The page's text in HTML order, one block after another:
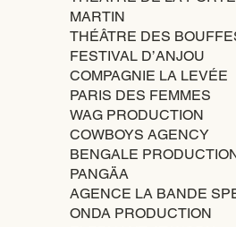
MARTIN
THÉÂTRE DES
FESTIVAL D’ANJOU
COMPAGNIE LA LEVÉE
PARIS DES FEMMES
WAG PRODUCTION
COWBOYS AGENCY
BENGALE
PANGÄA
AGENCE LA BANDE
ONDA PRODUCTION